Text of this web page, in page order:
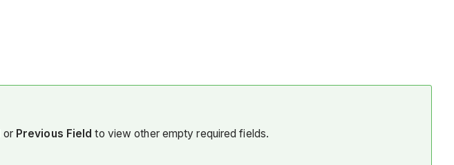
or Previous Field to view other empty required fields.